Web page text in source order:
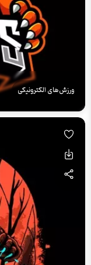
ورزش‌های الکترونیکی